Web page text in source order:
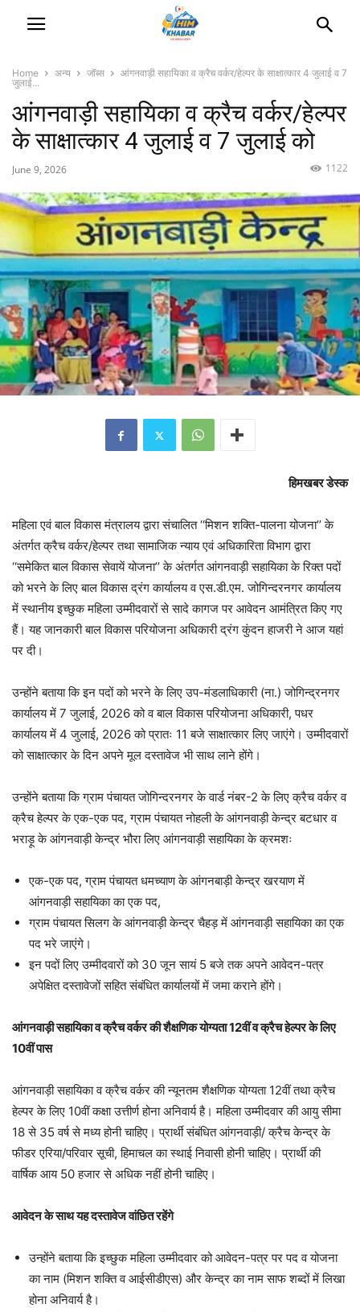
Home अन्य जॉब्स
आंगनवाड़ी सहायिका व क्रैच वर्कर/हेल्पर के साक्षात्कार 4 जुलाई व 7
जुलाई...
आंगनवाड़ी सहायिका व क्रैच वर्कर/हेल्पर
के साक्षात्कार 4 जुलाई व 7 जुलाई को
June 9, 2026 1122
हिमखबर डेस्क
महिला एवं बाल विकास मंत्रालय द्वारा संचालित ‘‘मिशन शक्ति-पालना योजना’’ के
अंतर्गत क्रैच वर्कर/हेल्पर तथा सामाजिक न्याय एवं अधिकारिता विभाग द्वारा
‘‘समेकित बाल विकास सेवायें योजना’’ के अंतर्गत आंगनवाड़ी सहायिका के रिक्त पदों
को भरने के लिए बाल विकास द्रंग कार्यालय व एस.डी.एम. जोगिन्दरनगर कार्यालय
में स्थानीय इच्छुक महिला उम्मीदवारों से सादे कागज पर आवेदन आमंत्रित किए गए
हैं। यह जानकारी बाल विकास परियोजना अधिकारी द्रंग कुंदन हाजरी ने आज यहां
पर दी।
उन्होंने बताया कि इन पदों को भरने के लिए उप-मंडलाधिकारी (ना.) जोगिन्द्रनगर
कार्यालय में 7 जुलाई, 2026 को व बाल विकास परियोजना अधिकारी, पधर
कार्यालय में 4 जुलाई, 2026 को प्रातः 11 बजे साक्षात्कार लिए जाएंगे। उम्मीदवारों
को साक्षात्कार के दिन अपने मूल दस्तावेज भी साथ लाने होंगे।
उन्होंने बताया कि ग्राम पंचायत जोगिन्दरनगर के वार्ड नंबर-2 के लिए क्रैच वर्कर व
क्रैच हेल्पर के एक-एक पद, ग्राम पंचायत नोहली के आंगनवाड़ी केन्द्र बटधार व
भराड़ू के आंगनवाड़ी केन्द्र भौरा लिए आंगनवाड़ी सहायिका के क्रमशः
एक-एक पद, ग्राम पंचायत धमच्याण के आंगनबाड़ी केन्द्र खरयाण में
आंगनवाड़ी सहायिका का एक पद,
ग्राम पंचायत सिलग के आंगनवाड़ी केन्द्र चैहड़ में आंगनवाड़ी सहायिका का एक
पद भरे जाएंगे।
इन पदों लिए उम्मीदवारों को 30 जून सायं 5 बजे तक अपने आवेदन-पत्र
अपेक्षित दस्तावेजों सहित संबंधित कार्यालयों में जमा कराने होंगे।
आंगनवाड़ी सहायिका व क्रैच वर्कर की शैक्षणिक योग्यता 12वीं व क्रैच हेल्पर के लिए
10वीं पास
आंगनवाड़ी सहायिका व क्रैच वर्कर की न्यूनतम शैक्षणिक योग्यता 12वीं तथा क्रैच
हेल्पर के लिए 10वीं कक्षा उत्तीर्ण होना अनिवार्य है। महिला उम्मीदवार की आयु सीमा
18 से 35 वर्ष से मध्य होनी चाहिए। प्रार्थी संबंधित आंगनवाड़ी/ क्रैच केन्द्र के
फीडर एरिया/परिवार सूची, हिमाचल का स्थाई निवासी होनी चाहिए। प्रार्थी की
वार्षिक आय 50 हजार से अधिक नहीं होनी चाहिए।
आवेदन के साथ यह दस्तावेज वांछित रहेंगे
उन्होंने बताया कि इच्छुक महिला उम्मीदवार को आवेदन-पत्र पर पद व योजना
का नाम (मिशन शक्ति व आईसीडीएस) और केन्द्र का नाम साफ शब्दों में लिखा
होना अनिवार्य है।